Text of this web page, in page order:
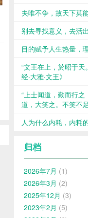
夫唯不争，故天下莫
别去寻找意义，去活
目的赋予人生热量，
“文王在上，於昭于
经·大雅·文王》
“上士闻道，勤而行
道，大笑之。不笑不
人为什么内耗，内耗
归档
2026年7月 (1)
2026年3月 (2)
2025年12月 (3)
2023年2月 (5)